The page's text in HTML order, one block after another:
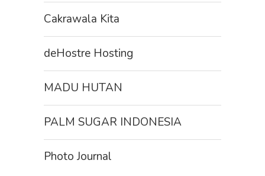
Cakrawala Kita
deHostre Hosting
MADU HUTAN
PALM SUGAR INDONESIA
Photo Journal